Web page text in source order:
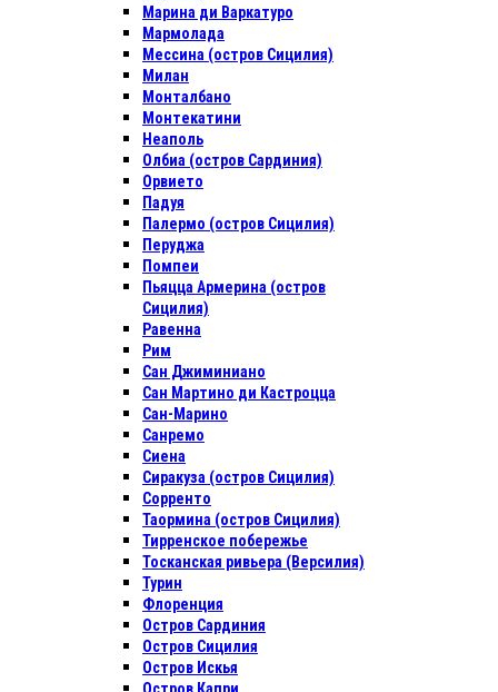
Марина ди Варкатуро
Мармолада
Мессина (остров Сицилия)
Милан
Монталбано
Монтекатини
Неаполь
Олбиа (остров Сардиния)
Орвието
Падуя
Палермо (остров Сицилия)
Перуджа
Помпеи
Пьяцца Армерина (остров
Сицилия)
Равенна
Рим
Сан Джиминиано
Сан Мартино ди Кастроцца
Сан-Марино
Санремо
Сиена
Сиракуза (остров Сицилия)
Сорренто
Таормина (остров Сицилия)
Тирренское побережье
Тосканская ривьера (Версилия)
Турин
Флоренция
Остров Сардиния
Остров Сицилия
Остров Искья